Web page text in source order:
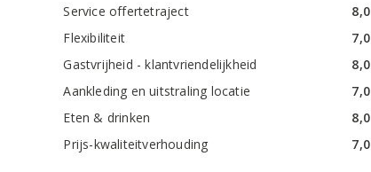
Service offertetraject
8,0
Flexibiliteit
7,0
Gastvrijheid - klantvriendelijkheid
8,0
Aankleding en uitstraling locatie
7,0
Eten & drinken
8,0
Prijs-kwaliteitverhouding
7,0